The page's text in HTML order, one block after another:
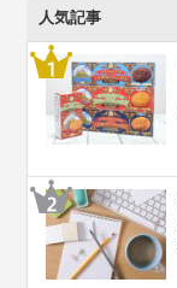
人気記事